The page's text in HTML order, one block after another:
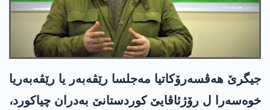
جیگرێ ھەڤسەرۆکاتیا مەجلسا رێڤەبەر یا رێڤەبەریا
خوەسەرا ل رۆژئاڤایێ کوردستانێ بەدران چیاکورد،